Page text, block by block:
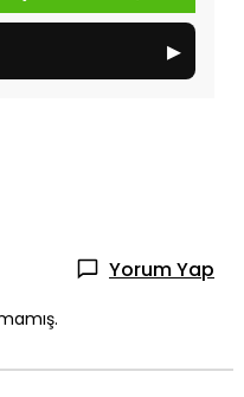
▸
Yorum Yap